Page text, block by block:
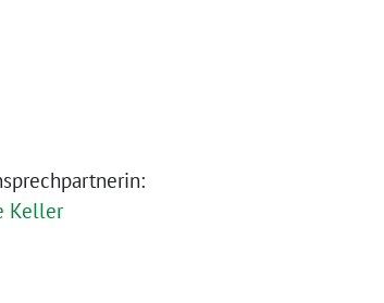
Keller